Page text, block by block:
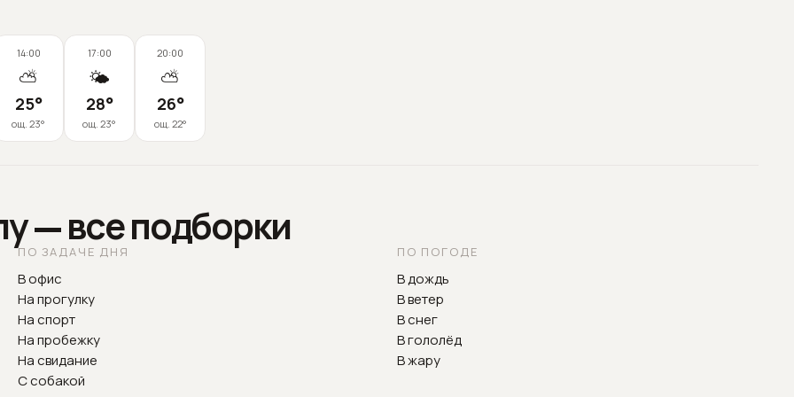
14:00
⛅
25°
ощ. 23°
17:00
🌤️
28°
ощ. 23°
20:00
⛅
26°
ощ. 22°
— все подборки
ПО ЗАДАЧЕ ДНЯ
В офис
На прогулку
На спорт
На пробежку
На свидание
С собакой
ПО ПОГОДЕ
В дождь
В ветер
В снег
В гололёд
В жару